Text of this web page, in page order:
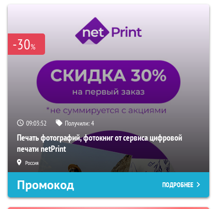
-30%
09:03:51 Получили:4
Печать фотографий, фотокниг от сервиса цифровой
печати netPrint
Россия
Промокод ПОДРОБНЕЕ